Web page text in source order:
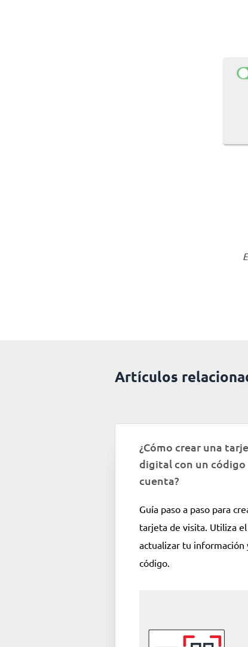
Artículos
¿Cómo crear una
digital con un código
cuenta?
Guía paso a paso para
tarjeta de visita. Utiliza
actualizar tu información
código.